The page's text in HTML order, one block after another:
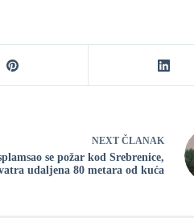
NEXT ČLANAK
se požar kod Srebrenice,
udaljena 80 metara od kuća